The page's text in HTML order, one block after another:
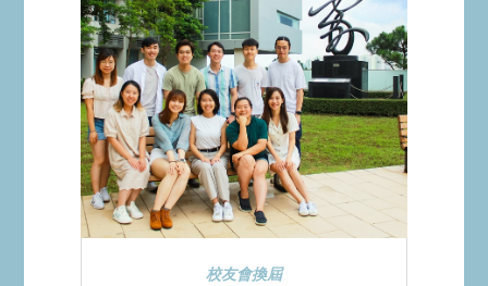
校友會換屆